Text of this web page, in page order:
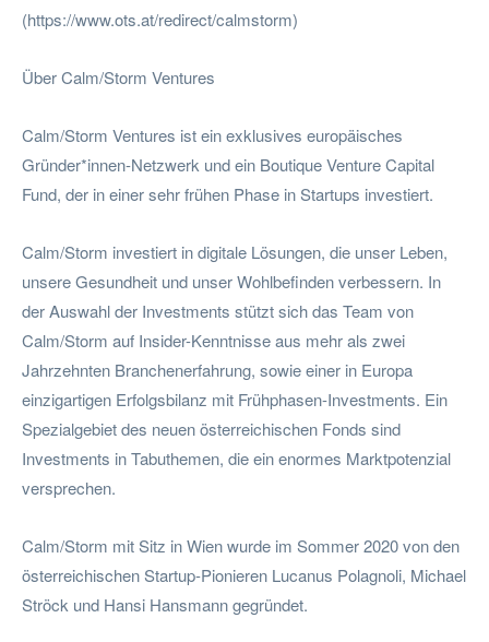
(https://www.ots.at/redirect/calmstorm)
Über Calm/Storm Ventures
Calm/Storm Ventures ist ein exklusives europäisches
Gründer*innen-Netzwerk und ein Boutique Venture Capital
Fund, der in einer sehr frühen Phase in Startups investiert.
Calm/Storm investiert in digitale Lösungen, die unser Leben,
unsere Gesundheit und unser Wohlbefinden verbessern. In
der Auswahl der Investments stützt sich das Team von
Calm/Storm auf Insider-Kenntnisse aus mehr als zwei
Jahrzehnten Branchenerfahrung, sowie einer in Europa
einzigartigen Erfolgsbilanz mit Frühphasen-Investments. Ein
Spezialgebiet des neuen österreichischen Fonds sind
Investments in Tabuthemen, die ein enormes Marktpotenzial
versprechen.
Calm/Storm mit Sitz in Wien wurde im Sommer 2020 von den
österreichischen Startup-Pionieren Lucanus Polagnoli, Michael
Ströck und Hansi Hansmann gegründet.